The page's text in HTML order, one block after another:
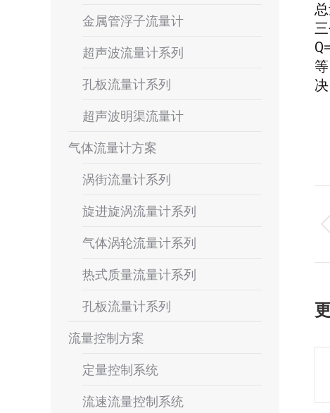
决
章
金属管浮子流量计
超声波流量计系列
孔板流量计系列
超声波明渠流量计
气体流量计方案
涡街流量计系列
旋进旋涡流量计系列
气体涡轮流量计系列
热式质量流量计系列
孔板流量计系列
流量控制方案
定量控制系统
流速流量控制系统